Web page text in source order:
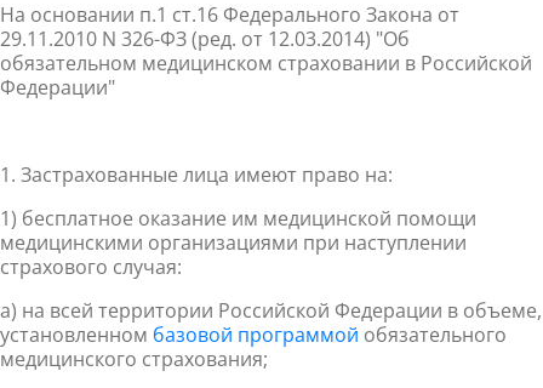
На основании п.1 ст.16 Федерального Закона от
29.11.2010 N 326-ФЗ (ред. от 12.03.2014) "Об
обязательном медицинском страховании в Российской
Федерации"
1.​ Застрахованные лица имеют право на:
1) бесплатное оказание им медицинской помощи
медицинскими организациями при наступлении
страхового случая:
а) на всей территории Российской Федерации в объеме,
установленном базовой программой обязательного
медицинского страхования;